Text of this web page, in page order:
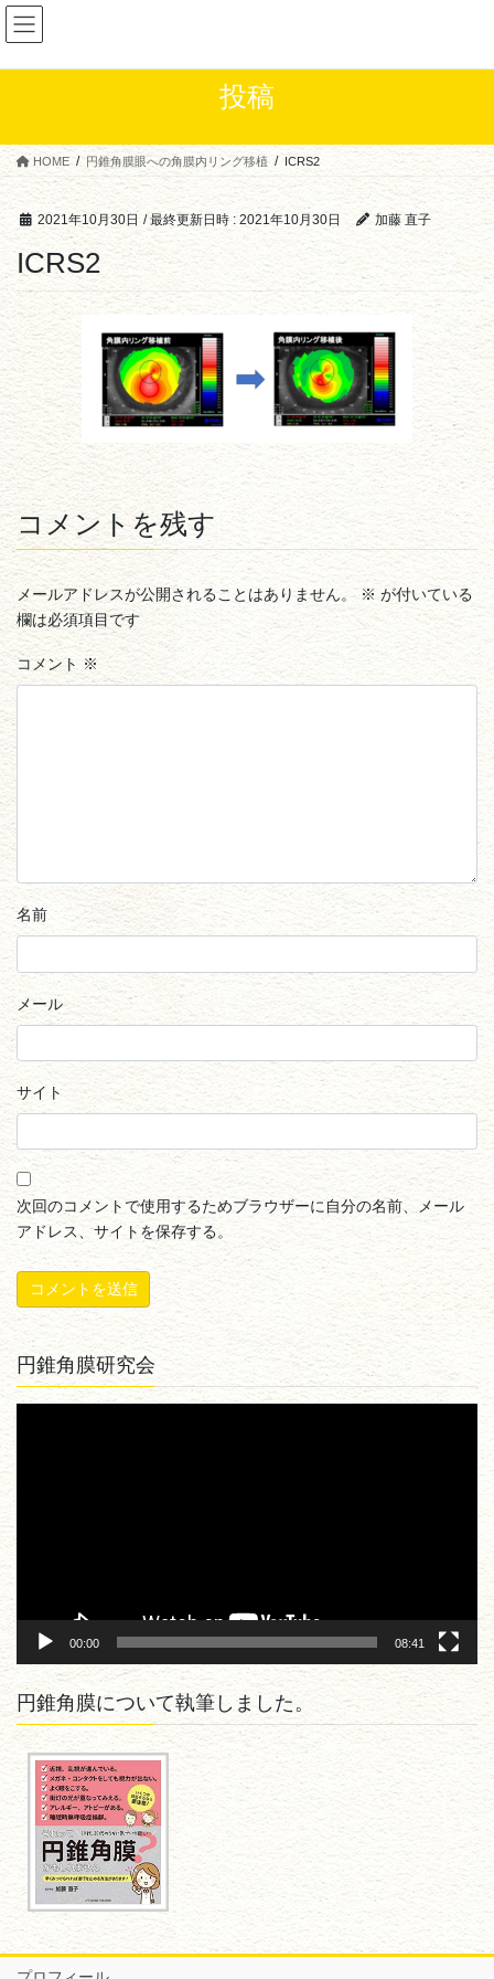
コ
ン
ス
キ
ッ
プ
ナ
ビ
ン
に
移
動
投稿
HOME 円錐角膜眼への角膜内リング移植 ICRS2
2021年10月30日 / 最終更新日時 : 2021年10月30日 加藤 直子
ICRS2
コメントを残す
メールアドレスが公開されることはありません。 ※ が付いている
欄は必須項目です
コメント ※
名前
メール
サイト
次回のコメントで使用するためブラウザーに自分の名前、メール
アドレス、サイトを保存する。
円錐角膜研究会
00:00 08:41
円錐角膜について執筆しました。